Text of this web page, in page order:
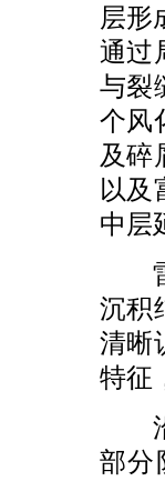
层形
通过
与裂
个风
及碎
以及
中层
雷
沉积
清晰
特征
沿
部分